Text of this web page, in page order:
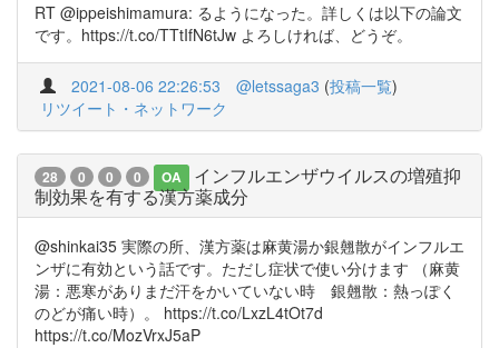
RT @ippeishimamura: るようになった。詳しくは以下の論文
です。https://t.co/TTtIfN6tJw よろしければ、どうぞ。
2021-08-06 22:26:53 @letssaga3 (投稿一覧)
リツイート・ネットワーク
28 0 0 0 OA
インフルエンザウイルスの増殖抑
制効果を有する漢方薬成分
@shinkai35 実際の所、漢方薬は麻黄湯か銀翹散がインフルエ
ンザに有効という話です。ただし症状で使い分けます （麻黄
湯：悪寒がありまだ汗をかいていない時 銀翹散：熱っぽく
のどが痛い時）。 https://t.co/LxzL4tOt7d
https://t.co/MozVrxJ5aP